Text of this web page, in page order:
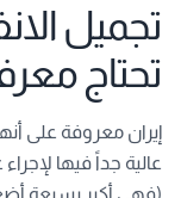
تجميل
تحتاج
إيران معروفة على
عالية جداً فيها
(فهي أكبر بسبعة